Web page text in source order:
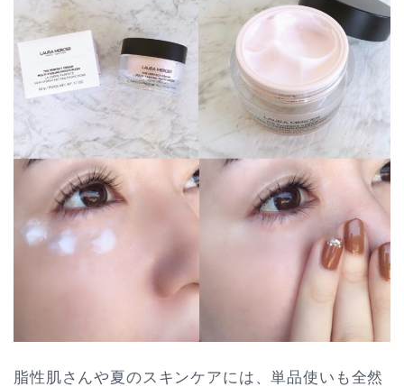
脂性肌さんや夏のスキンケアには、単品使いも全然